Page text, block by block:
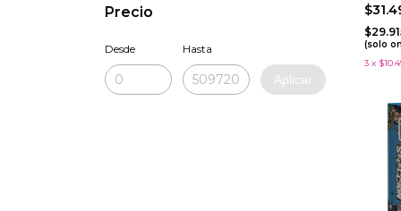
Precio
Desde Hasta
Aplicar
(solo
3 x